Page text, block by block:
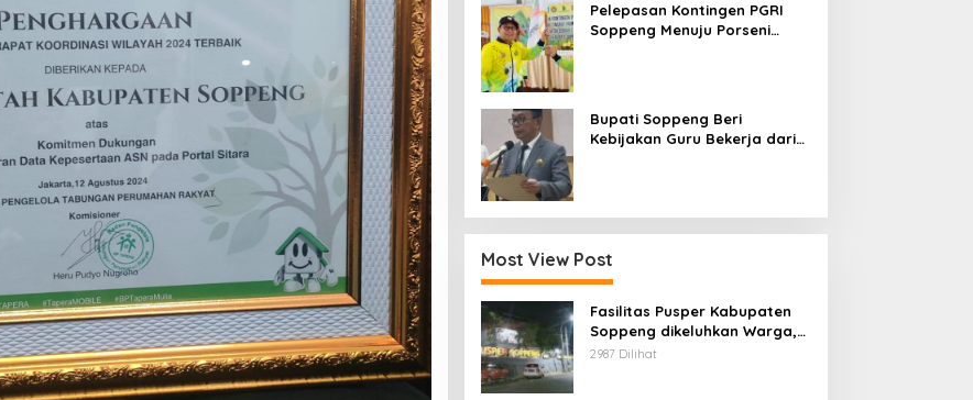
Pelepasan Kontingen PGRI
Soppeng Menuju Porseni
Bupati Soppeng Beri
Kebijakan Guru Bekerja dari
Most View Post
Fasilitas Pusper Kabupaten
Soppeng dikeluhkan Warga,
ini Tanggung Jawab Siapa.
2987 Dilihat